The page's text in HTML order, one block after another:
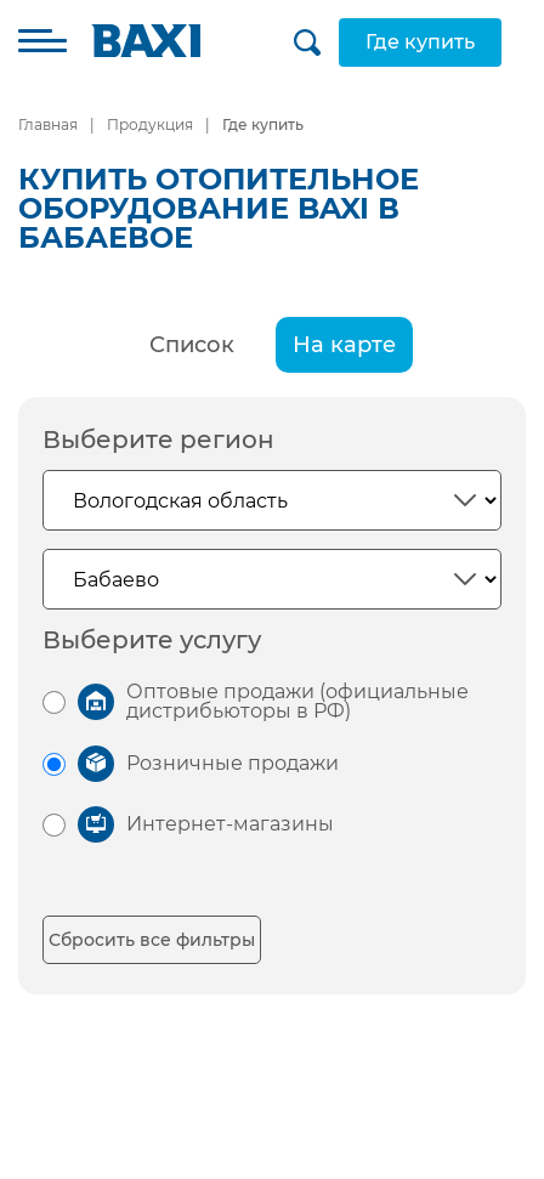
Где купить
Главная Продукция Где купить
КУПИТЬ ОТОПИТЕЛЬНОЕ
ОБОРУДОВАНИЕ BAXI В
БАБАЕВОЕ
Список На карте
Выберите регион
Выберите услугу
Оптовые продажи (официальные
дистрибьюторы в РФ)
Розничные продажи
Интернет-магазины
Сбросить все фильтры